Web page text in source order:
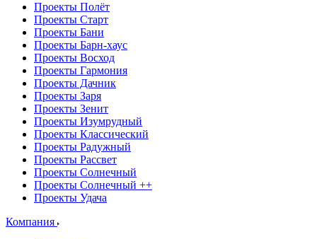
Проекты Полёт
Проекты Старт
Проекты Бани
Проекты Барн-хаус
Проекты Восход
Проекты Гармония
Проекты Дачник
Проекты Заря
Проекты Зенит
Проекты Изумрудный
Проекты Классический
Проекты Радужный
Проекты Рассвет
Проекты Солнечный
Проекты Солнечный ++
Проекты Удача
Компания